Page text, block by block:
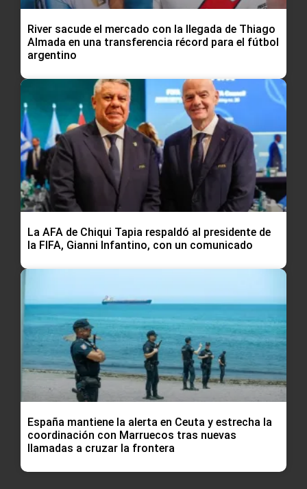
River sacude el mercado con la llegada de Thiago
Almada en una transferencia récord para el fútbol
argentino
La AFA de Chiqui Tapia respaldó al presidente de
la FIFA, Gianni Infantino, con un comunicado
España mantiene la alerta en Ceuta y estrecha la
coordinación con Marruecos tras nuevas
llamadas a cruzar la frontera